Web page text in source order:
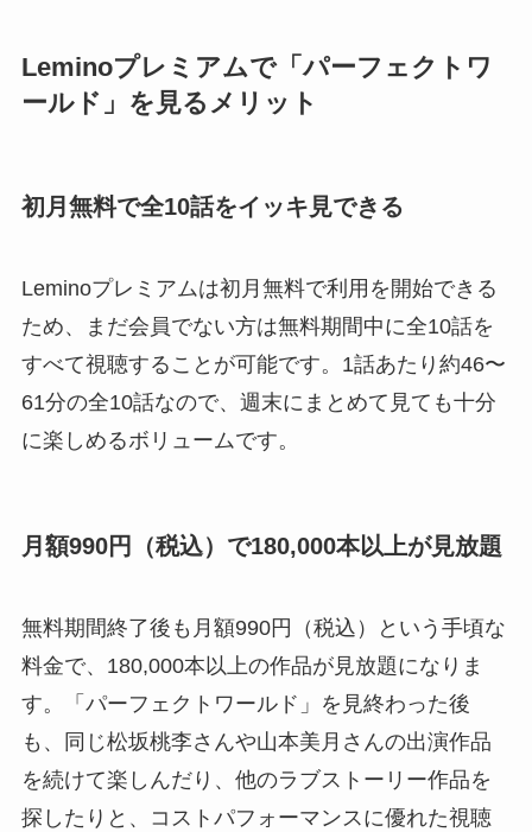
Leminoプレミアムで「パーフェクトワ
ールド」を見るメリット
初月無料で全10話をイッキ見できる
Leminoプレミアムは初月無料で利用を開始できる
ため、まだ会員でない方は無料期間中に全10話を
すべて視聴することが可能です。1話あたり約46〜
61分の全10話なので、週末にまとめて見ても十分
に楽しめるボリュームです。
月額990円（税込）で180,000本以上が見放題
無料期間終了後も月額990円（税込）という手頃な
料金で、180,000本以上の作品が見放題になりま
す。「パーフェクトワールド」を見終わった後
も、同じ松坂桃李さんや山本美月さんの出演作品
を続けて楽しんだり、他のラブストーリー作品を
探したりと、コストパフォーマンスに優れた視聴